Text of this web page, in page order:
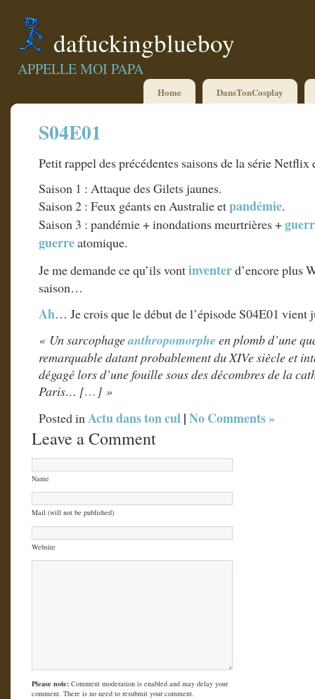
dafuckingblueboy
APPELLE MOI PAPA
Home DansTonCosplay
S04E01
Petit rappel des précédentes saisons de la série Netflix
Saison 1 : Attaque des Gilets jaunes.
Saison 2 : Feux géants en Australie etpandémie.
Saison 3 : pandémie + inondations meurtrières +
guerreatomique.
Je me demande ce qu’ils vontinventerd’encore plus
saison…
Ah… Je crois que le début de l’épisode S04E01 vient
« Un sarcophageanthropomorphe en plomb d’une
remarquable datant probablement du XIVe siècle et
dégagé lors d’une fouille sous des décombres de la
Paris… […] »
Posted inActu dans ton cul|No Comments »
Leave a Comment
Name
Mail (will not be published)
Website
Please note: Comment moderation is enabled and may delay your
comment. There is no need to resubmit your comment.